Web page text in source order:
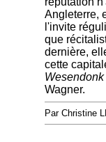
Angleterre,
l'invite
que
dernière,
cette
Wagner.
Par Christine